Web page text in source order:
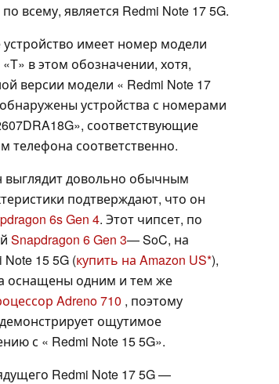
всему, является Redmi Note 17 5G.
имеет номер модели
в этом обозначении, хотя,
версии модели « Redmi Note 17
устройства с номерами
соответствующие
телефона соответственно.
выглядит довольно обычным
подтверждают, что он
6s Gen 4. Этот чипсет, по
Snapdragon 6 Gen 3— SoC, на
15 5G (купить на Amazon US ),
оснащены одним и тем же
Adreno 710 , поэтому
ощутимое
с « Redmi Note 15 5G».
Redmi Note 17 5G —